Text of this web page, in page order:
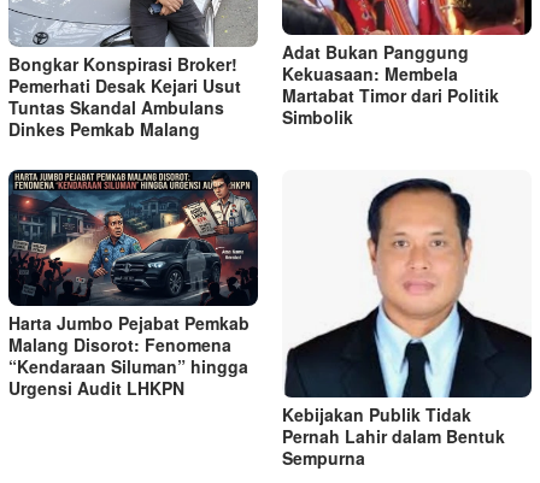
Bongkar Konspirasi Broker!
Pemerhati Desak Kejari Usut
Tuntas Skandal Ambulans
Dinkes Pemkab Malang
Adat Bukan Panggung
Kekuasaan: Membela
Martabat Timor dari Politik
Simbolik
Harta Jumbo Pejabat Pemkab
Malang Disorot: Fenomena
“Kendaraan Siluman” hingga
Urgensi Audit LHKPN
Kebijakan Publik Tidak
Pernah Lahir dalam Bentuk
Sempurna